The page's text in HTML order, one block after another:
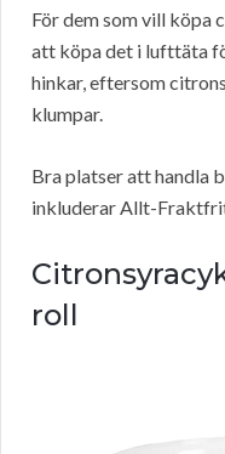
För dem som vill köpa
att köpa det i lufttäta
hinkar, eftersom
klumpar.
Bra platser att handla
inkluderar Allt-
roll